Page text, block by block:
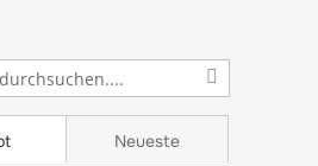
Neueste